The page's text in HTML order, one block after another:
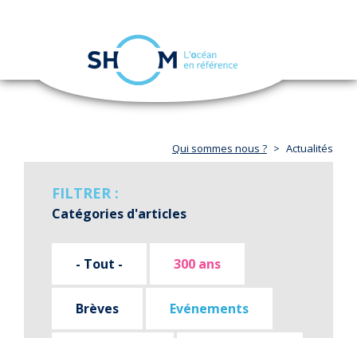
Aller
navigation
Qui sommes nous ? Actualités
FILTRER :
Catégories d'articles
- Tout - 300 ans
Brèves Evénements